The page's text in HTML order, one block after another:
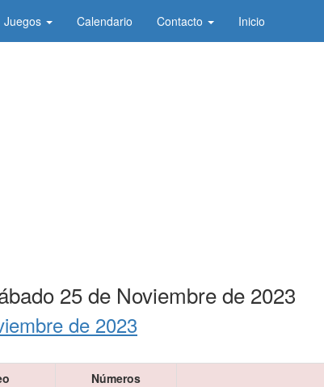
Juegos Calendario Contacto Inicio
25 de Noviembre de 2023
de 2023
Números